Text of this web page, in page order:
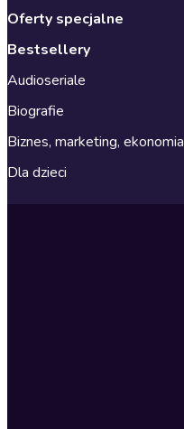
Oferty specjalne
Bestsellery
Audioseriale
Biografie
Biznes, marketing, ekonomia
Dla dzieci